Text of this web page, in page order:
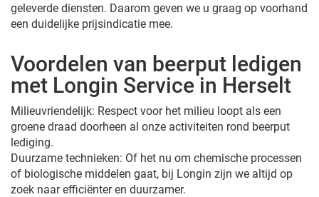
geleverde diensten. Daarom geven we u graag op voorhand
een duidelijke prijsindicatie mee.
Voordelen van beerput ledigen
met Longin Service in Herselt
Milieuvriendelijk: Respect voor het milieu loopt als een
groene draad doorheen al onze activiteiten rond beerput
lediging.
Duurzame technieken: Of het nu om chemische processen
of biologische middelen gaat, bij Longin zijn we altijd op
zoek naar efficiënter en duurzamer.